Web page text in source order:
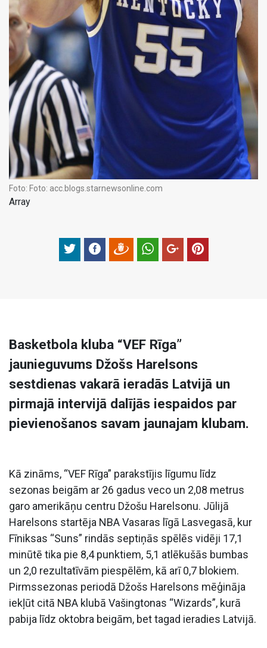
Foto: Foto: acc.blogs.starnewsonline.com
Array
Basketbola kluba “VEF Rīga”
jaunieguvums Džošs Harelsons
sestdienas vakarā ieradās Latvijā un
pirmajā intervijā dalījās iespaidos par
pievienošanos savam jaunajam klubam.
Kā zināms, “VEF Rīga” parakstījis līgumu līdz
sezonas beigām ar 26 gadus veco un 2,08 metrus
garo amerikāņu centru Džošu Harelsonu. Jūlijā
Harelsons startēja NBA Vasaras līgā Lasvegasā, kur
Fīniksas “Suns” rindās septiņās spēlēs vidēji 17,1
minūtē tika pie 8,4 punktiem, 5,1 atlēkušās bumbas
un 2,0 rezultatīvām piespēlēm, kā arī 0,7 blokiem.
Pirmssezonas periodā Džošs Harelsons mēģināja
iekļūt citā NBA klubā Vašingtonas “Wizards”, kurā
pabija līdz oktobra beigām, bet tagad ieradies Latvijā.